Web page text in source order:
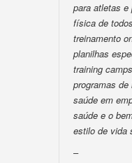
para atletas
física de
treinamento
planilhas
training
programas
saúde em
saúde e o
estilo de vida
–